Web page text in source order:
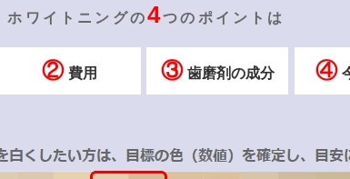
ホワイトニングの4つのポイントは
② 費用 ③ 歯磨剤の成分 ④